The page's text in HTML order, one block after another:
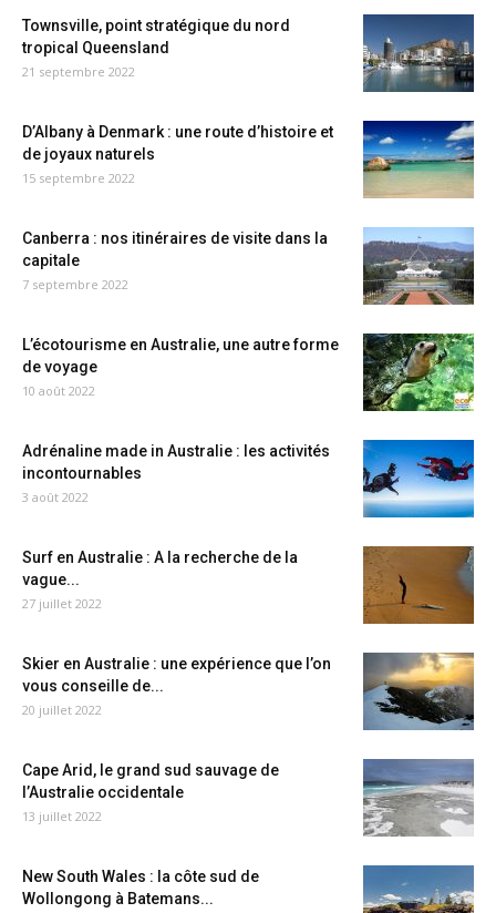
Townsville, point stratégique du nord
tropical Queensland
21 septembre 2022
D’Albany à Denmark : une route d’histoire et
de joyaux naturels
15 septembre 2022
Canberra : nos itinéraires de visite dans la
capitale
7 septembre 2022
L’écotourisme en Australie, une autre forme
de voyage
10 août 2022
Adrénaline made in Australie : les activités
incontournables
3 août 2022
Surf en Australie : A la recherche de la
vague...
27 juillet 2022
Skier en Australie : une expérience que l’on
vous conseille de...
20 juillet 2022
Cape Arid, le grand sud sauvage de
l’Australie occidentale
13 juillet 2022
New South Wales : la côte sud de
Wollongong à Batemans...